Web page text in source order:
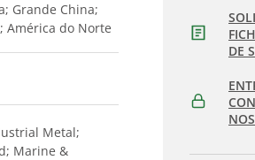
Grande China;
América do Norte
Metal;
Marine &
DE